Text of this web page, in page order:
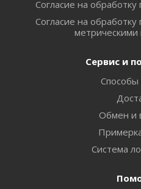
Согласие на
Согласие на
Сервис и
Способы
Обмен и
Система